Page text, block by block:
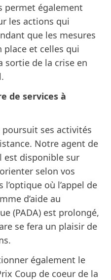
permet également
les actions qui
que les mesures
et celles qui
sortie de la crise en
de services à
ses activités
Notre agent de
est disponible sur
selon vos
où l’appel de
d’aide au
(PADA) est prolongé,
se fera un plaisir de
également le
Coup de coeur de la